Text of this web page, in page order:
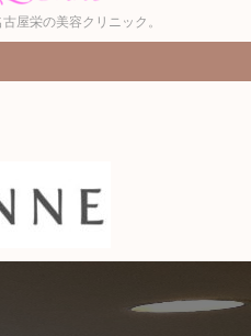
屋栄の美容クリニック。